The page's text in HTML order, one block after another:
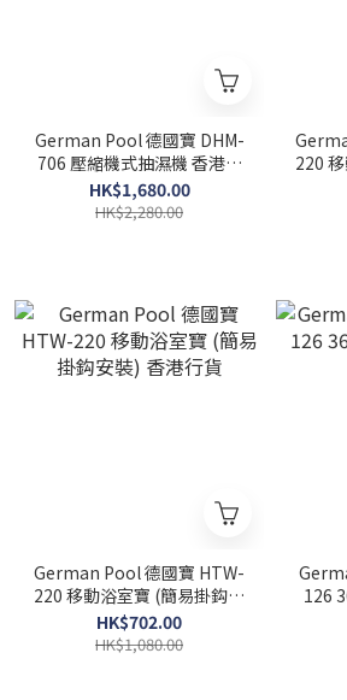
German Pool 德國寶 DHM-
706 壓縮機式抽濕機 香港行
貨
HK$1,680.00
HK$2,280.00
220
German Pool 德國寶 HTW-
220 移動浴室寶 (簡易掛鈎安
裝) 香港行貨
HK$702.00
HK$1,080.00
126